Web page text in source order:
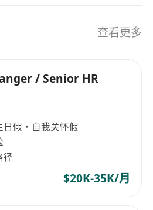
查看更多
/ Senior HR
假，自我关怀假
径
$20K-35K/月